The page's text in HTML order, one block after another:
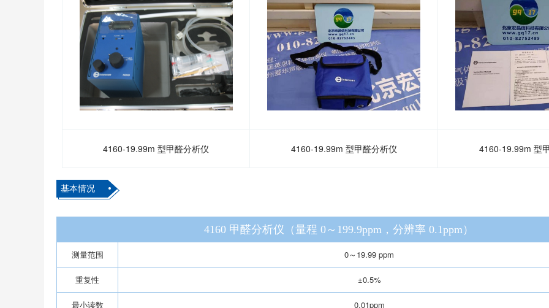
4160-19.99m 型甲醛分析仪 4160-19.99m 型甲醛分析仪 4160-19.99m 型
基本情况
4160 甲醛分析仪（量程 0～199.9ppm，分辨率 0.1ppm）
测量范围 0～19.99 ppm
重复性 ±0.5%
最小读数 0.01ppm